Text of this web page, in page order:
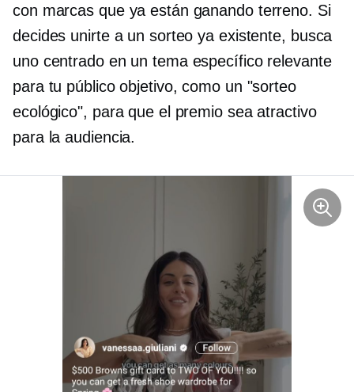
con marcas que ya están ganando terreno. Si
decides unirte a un sorteo ya existente, busca
uno centrado en un tema específico relevante
para tu público objetivo, como un "sorteo
ecológico", para que el premio sea atractivo
para la audiencia.